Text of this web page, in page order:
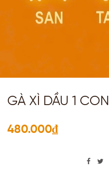
GÀ XÌ DẦU 1 CON
480.000₫